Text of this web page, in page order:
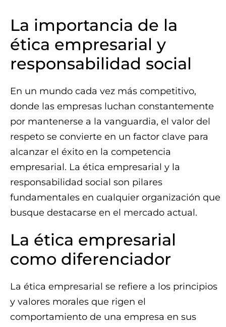
La importancia de la
ética empresarial y
responsabilidad social
En un mundo cada vez más competitivo,
donde las empresas luchan constantemente
por mantenerse a la vanguardia, el valor del
respeto se convierte en un factor clave para
alcanzar el éxito en la competencia
empresarial. La ética empresarial y la
responsabilidad social son pilares
fundamentales en cualquier organización que
busque destacarse en el mercado actual.
La ética empresarial
como diferenciador
La ética empresarial se refiere a los principios
y valores morales que rigen el
comportamiento de una empresa en sus